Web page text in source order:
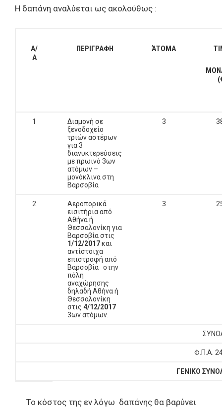
Η δαπάνη αναλύεται ως ακολούθως :
Α/
Α
ΠΕΡΙΓΡΑΦΗ ΆΤΟΜΑ
1
Διαμονή σε
ξενοδοχείο
τριών αστέρων
για 3
διανυκτερεύσεις
με πρωινό 3ων
ατόμων –
μονόκλινα στη
Βαρσοβία
3
2
Αεροπορικά
εισιτήρια από
Αθήνα ή
Θεσσαλονίκη για
Βαρσοβία στις
1/12/2017και
αντίστοιχα
επιστροφή από
Βαρσοβία στην
πόλη
αναχώρησης
δηλαδή Αθήνα ή
Θεσσαλονίκη
στις 4/12/2017
3ων ατόμων.
3
Φ.Π.Α.
ΓΕΝΙΚΟ
Το κόστος της εν λόγω δαπάνης θα βαρύνει